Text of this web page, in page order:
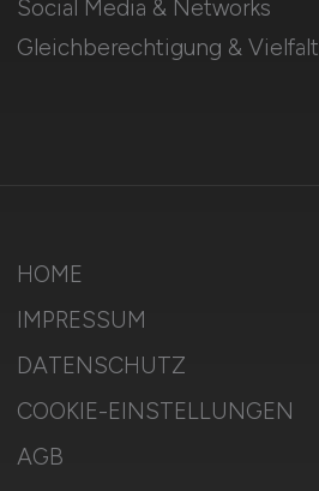
Social Media & Networks
Gleichberechtigung & Vielfalt
HOME
IMPRESSUM
DATENSCHUTZ
COOKIE-EINSTELLUNGEN
AGB